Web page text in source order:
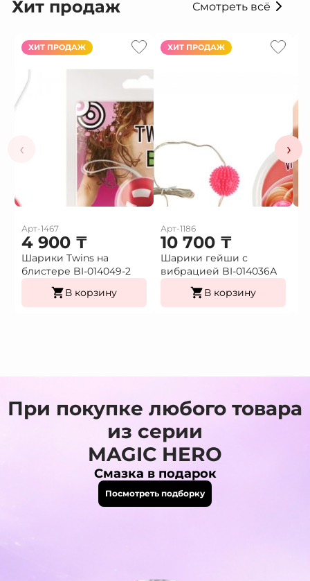
Хит продаж Смотреть всё
‹
ХИТ ПРОДАЖ
Арт-1467
4 900 ₸
Шарики Twins на
блистере BI-014049-2
В корзину
ХИТ ПРОДАЖ
Арт-1186
10 700 ₸
Шарики гейши с
вибрацией BI-014036А
В корзину
›
При покупке любого товара
из серии
MAGIC HERO
Смазка в подарок
Посмотреть подборку